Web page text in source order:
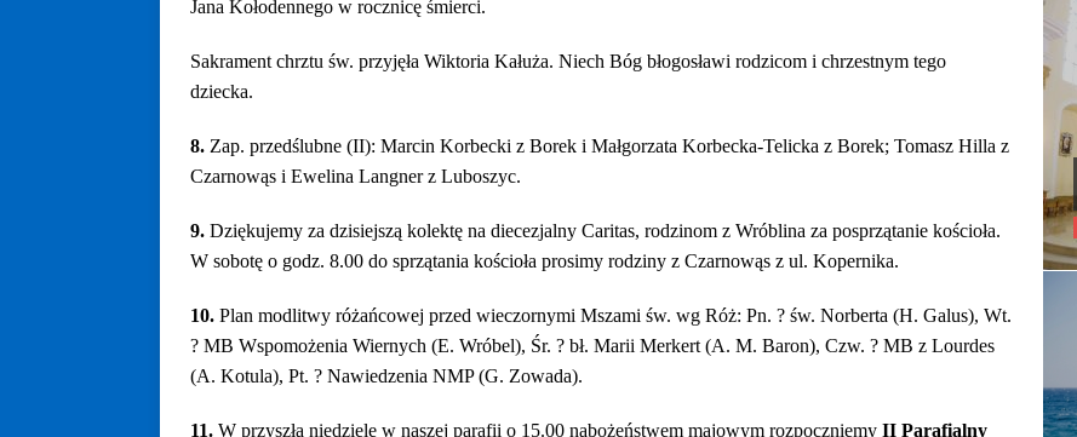
Jana Kołodennego w rocznicę śmierci.
Sakrament chrztu św. przyjęła Wiktoria Kałuża. Niech Bóg błogosławi rodzicom i chrzestnym tego
dziecka.
8. Zap. przedślubne (II): Marcin Korbecki z Borek i Małgorzata Korbecka-Telicka z Borek; Tomasz Hilla z
Czarnowąs i Ewelina Langner z Luboszyc.
9. Dziękujemy za dzisiejszą kolektę na diecezjalny Caritas, rodzinom z Wróblina za posprzątanie kościoła.
W sobotę o godz. 8.00 do sprzątania kościoła prosimy rodziny z Czarnowąs z ul. Kopernika.
10. Plan modlitwy różańcowej przed wieczornymi Mszami św. wg Róż: Pn. ? św. Norberta (H. Galus), Wt.
? MB Wspomożenia Wiernych (E. Wróbel), Śr. ? bł. Marii Merkert (A. M. Baron), Czw. ? MB z Lourdes
(A. Kotula), Pt. ? Nawiedzenia NMP (G. Zowada).
11. W przyszłą niedzielę w naszej parafii o 15.00 nabożeństwem majowym rozpoczniemy II Parafialny